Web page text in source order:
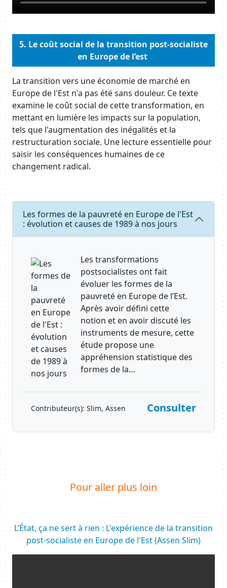
Body
5. Le coût social de la transition post-socialiste
en Europe de l’est
Body
La transition vers une économie de marché en
Europe de l'Est n'a pas été sans douleur. Ce texte
examine le coût social de cette transformation, en
mettant en lumière les impacts sur la population,
tels que l'augmentation des inégalités et la
restructuration sociale. Une lecture essentielle pour
saisir les conséquences humaines de ce
changement radical.
Les formes de la pauvreté en Europe de l'Est
: évolution et causes de 1989 à nos jours
Les transformations
postsocialistes ont fait
évoluer les formes de la
pauvreté en Europe de l’Est.
Après avoir défini cette
notion et en avoir discuté les
instruments de mesure, cette
étude propose une
appréhension statistique des
formes de la…
Contributeur(s): Slim, Assen Consulter
Pour aller plus loin
L’État, ça ne sert à rien : L'expérience de la transition
post-socialiste en Europe de l'Est (Assen Slim)